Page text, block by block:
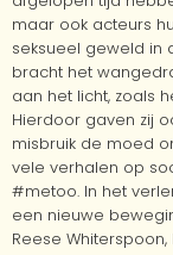
maar ook acteurs
seksueel geweld in
bracht het
aan het licht, zoals
Hierdoor gaven zij
misbruik de moed
vele verhalen op
#metoo. In het
een nieuwe
Reese